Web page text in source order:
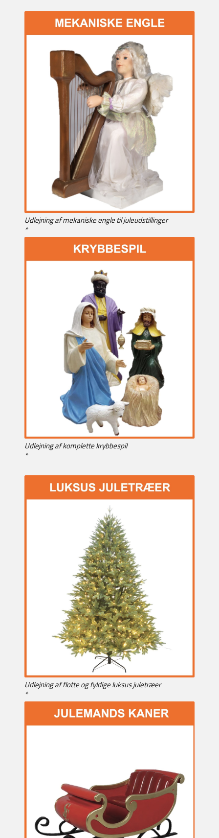
Udlejning af mekaniske engle til juleudstillinger
*
Udlejning af komplette krybbespil
*
Udlejning af flotte og fyldige luksus juletræer
*